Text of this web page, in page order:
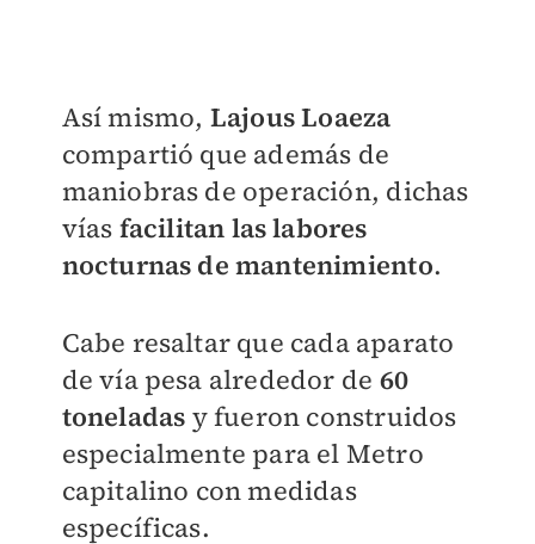
Así mismo, Lajous Loaeza
compartió que además de
maniobras de operación, dichas
vías facilitan las labores
nocturnas de mantenimiento.
Cabe resaltar que cada aparato
de vía pesa alrededor de 60
toneladas y fueron construidos
especialmente para el Metro
capitalino con medidas
específicas.